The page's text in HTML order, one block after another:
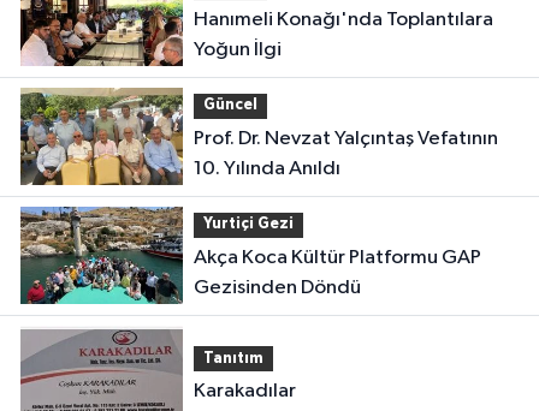
Hanımeli Konağı'nda Toplantılara
Yoğun İlgi
Güncel
Prof. Dr. Nevzat Yalçıntaş Vefatının
10. Yılında Anıldı
Yurtiçi Gezi
Akça Koca Kültür Platformu GAP
Gezisinden Döndü
Tanıtım
Karakadılar